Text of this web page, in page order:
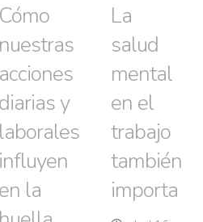
Cómo
nuestras
acciones
diarias y
laborales
influyen
en la
La
salud
mental
en el
trabajo
también
importa